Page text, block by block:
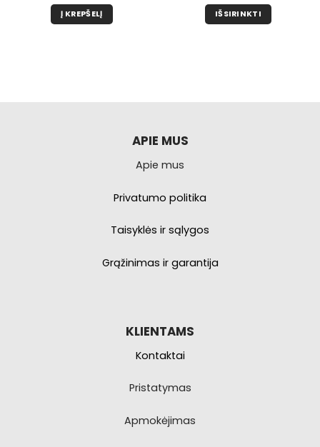
Į KREPŠELĮ IŠSIRINKTI
APIE MUS
Apie mus
Privatumo politika
Taisyklės ir sąlygos
Grąžinimas ir garantija
KLIENTAMS
Kontaktai
Pristatymas
Apmokėjimas